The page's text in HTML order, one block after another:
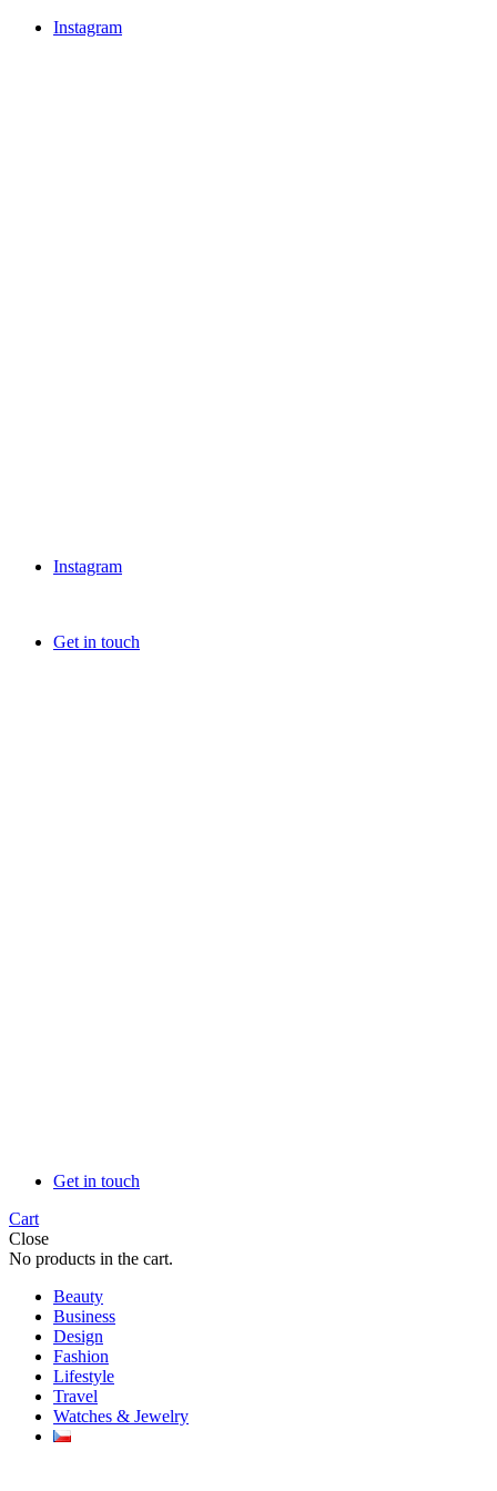
Instagram
Instagram
Get in touch
Get in touch
Cart
Close
No products in the cart.
Beauty
Business
Design
Fashion
Lifestyle
Travel
Watches & Jewelry